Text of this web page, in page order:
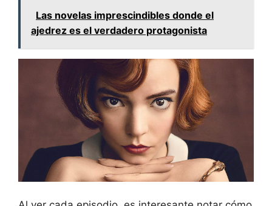
Las novelas imprescindibles donde el
ajedrez es el verdadero protagonista